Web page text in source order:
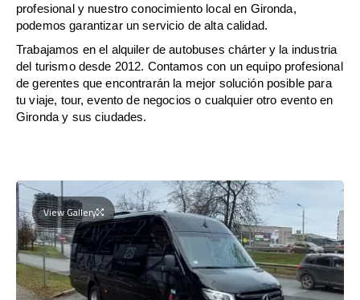
profesional y nuestro conocimiento local en Gironda,
podemos garantizar un servicio de alta calidad.
Trabajamos en el alquiler de autobuses chárter y la industria
del turismo desde 2012. Contamos con un equipo profesional
de gerentes que encontrarán la mejor solución posible para
tu viaje, tour, evento de negocios o cualquier otro evento en
Gironda y sus ciudades.
View Gallery